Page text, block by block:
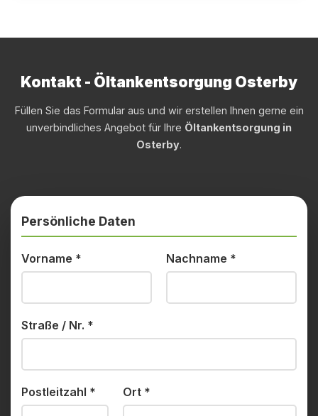
Kontakt - Öltankentsorgung Osterby
Füllen Sie das Formular aus und wir erstellen Ihnen gerne ein
unverbindliches Angebot für Ihre Öltankentsorgung in
Osterby.
Persönliche Daten
Vorname * Nachname *
Straße / Nr. *
Postleitzahl * Ort *